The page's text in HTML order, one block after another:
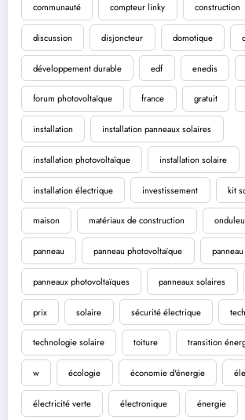
communauté compteur linky construction
discussion disjoncteur domotique
développement durable edf enedis
forum photovoltaïque france gratuit
installation installation panneaux solaires
installation photovoltaïque installation solaire
installation électrique investissement kit
maison matériaux de construction
panneau panneau photovoltaïque
panneaux photovoltaïques panneaux solaires
prix solaire sécurité électrique
technologie solaire toiture transition
w écologie économie d'énergie
électricité verte électronique énergie